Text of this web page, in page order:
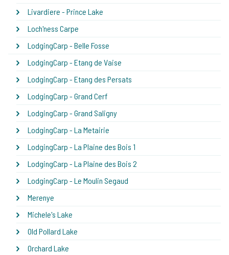
Livardiere - Prince Lake
Loch'ness Carpe
LodgingCarp - Belle Fosse
LodgingCarp - Etang de Vaise
LodgingCarp - Etang des Persats
LodgingCarp - Grand Cerf
LodgingCarp - Grand Saligny
LodgingCarp - La Metairie
LodgingCarp - La Plaine des Bois 1
LodgingCarp - La Plaine des Bois 2
LodgingCarp - Le Moulin Segaud
Merenye
Michele's Lake
Old Pollard Lake
Orchard Lake